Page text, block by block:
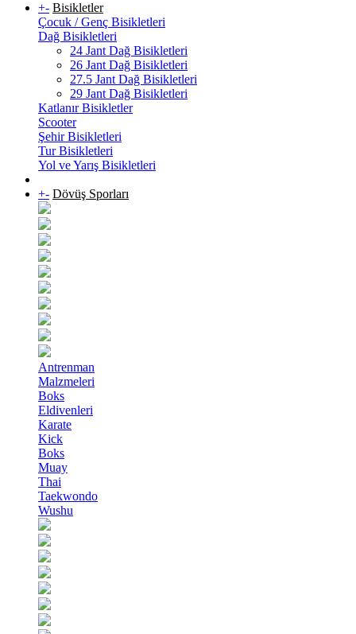
+- Bisikletler
Çocuk / Genç Bisikletleri
Dağ Bisikletleri
24 Jant Dağ Bisikletleri
26 Jant Dağ Bisikletleri
27.5 Jant Dağ Bisikletleri
29 Jant Dağ Bisikletleri
Katlanır Bisikletler
Scooter
Şehir Bisikletleri
Tur Bisikletleri
Yol ve Yarış Bisikletleri
+- Dövüş Sporları
Antrenman
Malzmeleri
Boks
Eldivenleri
Karate
Kick
Boks
Muay
Thai
Taekwondo
Wushu